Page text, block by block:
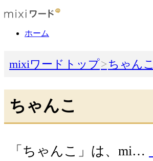
ホーム
mixiワードトップ ちゃんこ
ちゃんこ
「ちゃんこ」は、mi…